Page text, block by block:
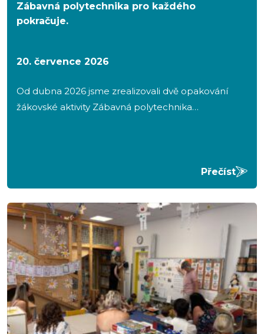
Zábavná polytechnika pro každého
pokračuje.
20. července 2026
Od dubna 2026 jsme zrealizovali dvě opakování
žákovské aktivity Zábavná polytechnika…
Přečíst